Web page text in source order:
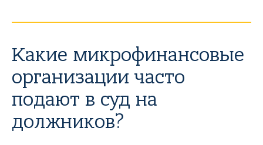
Какие микрофинансовые
организации часто
подают в суд на
должников?